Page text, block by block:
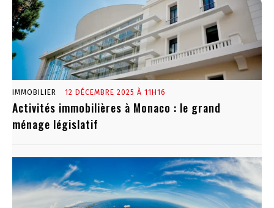
IMMOBILIER 12 DÉCEMBRE 2025 À 11H16
Activités immobilières à Monaco : le grand
ménage législatif